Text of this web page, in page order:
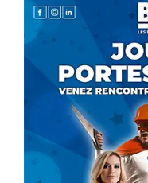
Emailing & newsletter
Google/Facebook Ads
Réseaux sociaux
GRAPHISMES
Créations graphiques